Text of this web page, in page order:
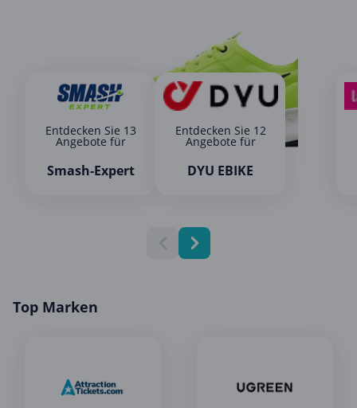
Entdecken Sie 13
Angebote für
Smash-Expert
Entdecken Sie 12
Angebote für
DYU EBIKE
Top Marken